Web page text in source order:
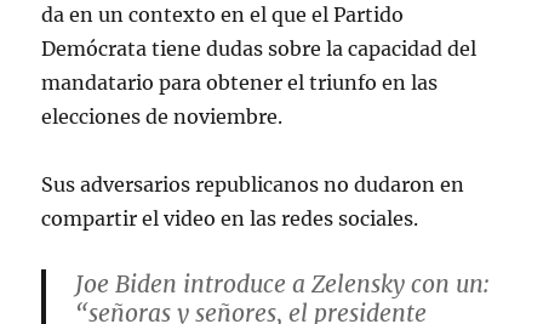
da en un contexto en el que el Partido
Demócrata tiene dudas sobre la capacidad del
mandatario para obtener el triunfo en las
elecciones de noviembre.
Sus adversarios republicanos no dudaron en
compartir el video en las redes sociales.
Joe Biden introduce a Zelensky con un:
“señoras y señores, el presidente